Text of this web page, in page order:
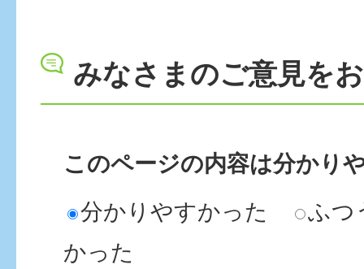
みなさまのご意見を
このページの内容は分かり
分かりやすかった
ふつ
かった